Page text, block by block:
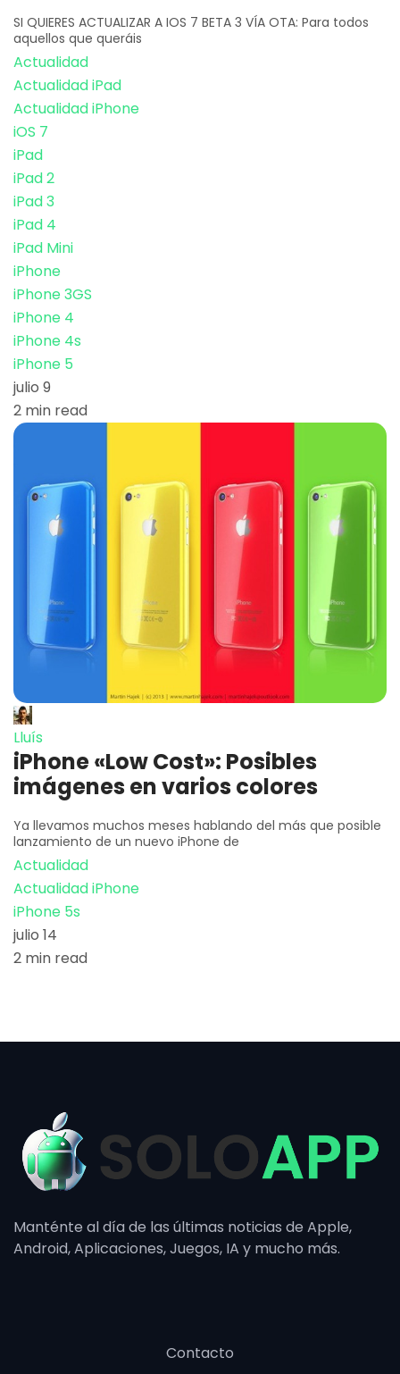
SI QUIERES ACTUALIZAR A IOS 7 BETA 3 VÍA OTA: Para todos
aquellos que queráis
Actualidad
Actualidad iPad
Actualidad iPhone
iOS 7
iPad
iPad 2
iPad 3
iPad 4
iPad Mini
iPhone
iPhone 3GS
iPhone 4
iPhone 4s
iPhone 5
julio 9
2 min read
Lluís
iPhone «Low Cost»: Posibles
imágenes en varios colores
Ya llevamos muchos meses hablando del más que posible
lanzamiento de un nuevo iPhone de
Actualidad
Actualidad iPhone
iPhone 5s
julio 14
2 min read
Manténte al día de las últimas noticias de Apple,
Android, Aplicaciones, Juegos, IA y mucho más.
Contacto